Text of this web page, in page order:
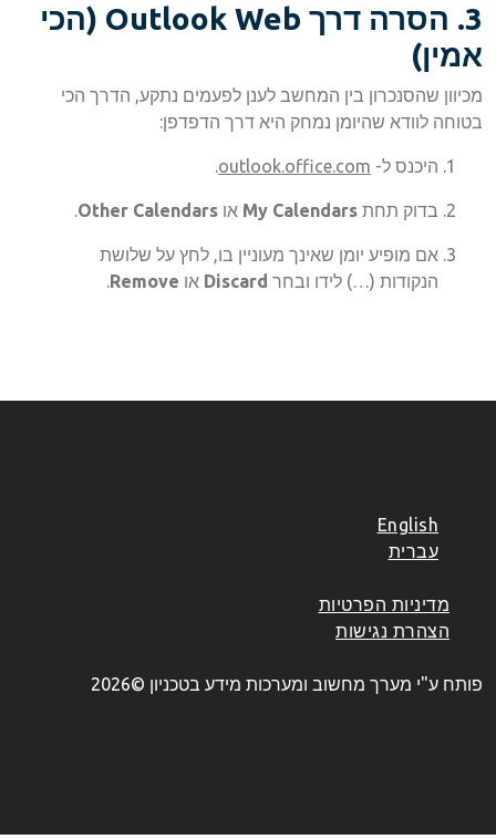
3. הסרה דרך Outlook Web (הכי
אמין)
מכיוון שהסנכרון בין המחשב לענן לפעמים נתקע, הדרך הכי
בטוחה לוודא שהיומן נמחק היא דרך הדפדפן:
היכנס ל- outlook.office.com
.
בדוק תחת My Calendars או Other Calendars
.
אם מופיע יומן שאינך מעוניין בו, לחץ על שלושת
הנקודות (…) לידו ובחר Discard או Remove
.
English
עברית
מדיניות הפרטיות
הצהרת נגישות
פותח ע"י מערך מחשוב ומערכות מידע בטכניון ©2026